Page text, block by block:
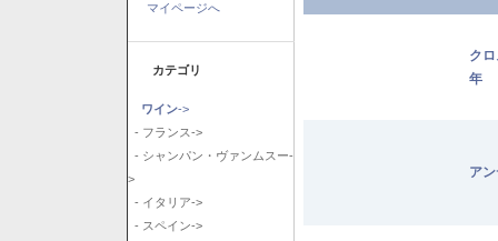
マイページへ
カテゴリ
ワイン->
- フランス->
- シャンパン・ヴァンムスー-
>
- イタリア->
- スペイン->
ク
年
ア